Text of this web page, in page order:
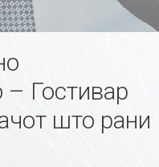
– Гостивар
што рани